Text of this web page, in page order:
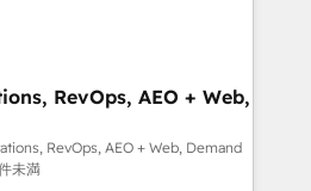
powered by Globalia’s
📈 Revenue
via Point Success Media. -
AI and custom agents
RevOps, AEO + Web,
RevOps, AEO + Web, Demand
未満